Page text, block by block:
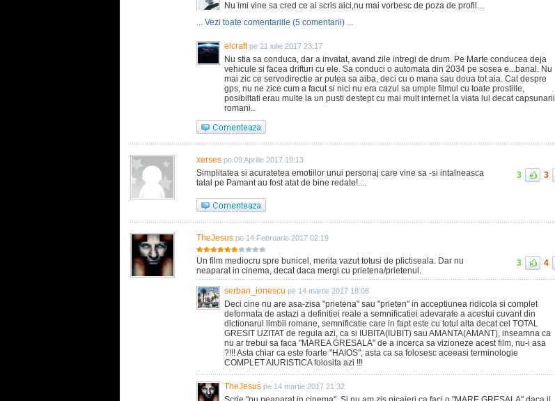
Nu imi vine sa cred ce ai scris aici,nu mai vorbesc de poza de profil...
... Vezi toate comentariile (5 comentarii) ...
elcraft pe 21 iulie 2017 23:17
Nu stia sa conduca, dar a invatat, avand zile intregi de drum. Pe Marte conducea deja
vehicule si facea drifturi cu ele. Sa conduci o automata din 2034 pe sosea e...banal. Nu
mai zic ce servodirectie ar putea sa aiba, deci cu o mana sau doua tot aia. Cat despre
gps, nu ne zice cum a facut si nici nu era cazul sa umple filmul cu toate prostiile,
posibiltati erau multe la un pusti destept cu mai mult internet la viata lui decat capsunarii
romani..
xerses pe 09 Aprilie 2017 19:13
Simplitatea si acuratetea emotiilor unui personaj care vine sa -si intalneasca
tatal pe Pamant au fost atat de bine redate!....
3 3
TheJesus pe 14 Februarie 2017 02:19
Un film mediocru spre bunicel, merita vazut totusi de plictiseala. Dar nu
neaparat in cinema, decat daca mergi cu prietena/prietenul.
3 4
serban_ionescu pe 14 martie 2017 18:08
Deci cine nu are asa-zisa "prietena" sau "prieten" in acceptiunea ridicola si complet
deformata de astazi a definitiei reale a semnificatiei adevarate a acestui cuvant din
dictionarul limbii romane, semnificatie care in fapt este cu totul alta decat cel TOTAL
GRESIT UZITAT de regula azi, ca si IUBITA(IUBIT) sau AMANTA(AMANT), inseamna ca
nu ar trebui sa faca "MAREA GRESALA" de a incerca sa vizioneze acest film, nu-i asa
?!!! Asta chiar ca este foarte "HAIOS", asta ca sa folosesc aceeasi terminologie
COMPLET AIURISTICA folosita azi !!!
TheJesus pe 14 martie 2017 21:32